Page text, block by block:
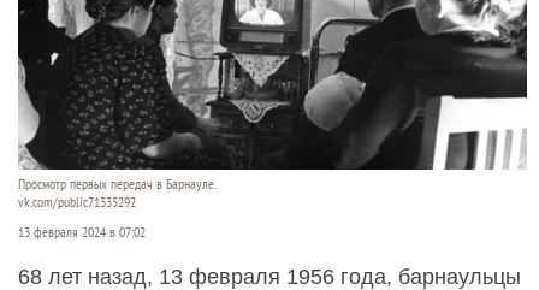
Просмотр первых передач в Барнауле.
vk.com/public71335292
13 февраля 2024 в 07:02
68 лет назад, 13 февраля 1956 года, барнаульцы